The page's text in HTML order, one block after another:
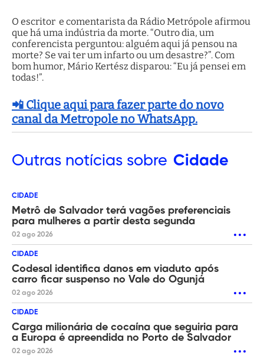
O escritor e comentarista da Rádio Metrópole afirmou
que há uma indústria da morte. “Outro dia, um
conferencista perguntou: alguém aqui já pensou na
morte? Se vai ter um infarto ou um desastre?”. Com
bom humor, Mário Kertész disparou: “Eu já pensei em
todas!”.
📲 Clique aqui para fazer parte do novo
canal da Metropole no WhatsApp.
Outras notícias sobre Cidade
CIDADE
Metrô de Salvador terá vagões preferenciais
para mulheres a partir desta segunda
02 ago 2026
CIDADE
Codesal identifica danos em viaduto após
carro ficar suspenso no Vale do Ogunjá
02 ago 2026
CIDADE
Carga milionária de cocaína que seguiria para
a Europa é apreendida no Porto de Salvador
02 ago 2026